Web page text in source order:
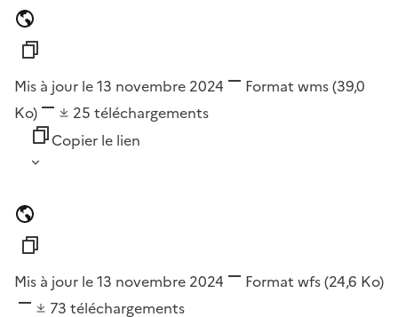
Mis à jour le 13 novembre 2024 Format wms(39,0
Ko)
25 téléchargements
Copier le lien
Mis à jour le 13 novembre 2024 Format wfs(24,6 Ko)
73 téléchargements